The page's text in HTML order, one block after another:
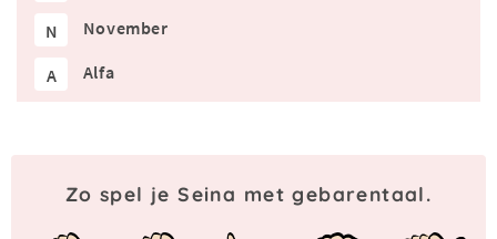
N November
A Alfa
Zo spel je Seina met gebarentaal.